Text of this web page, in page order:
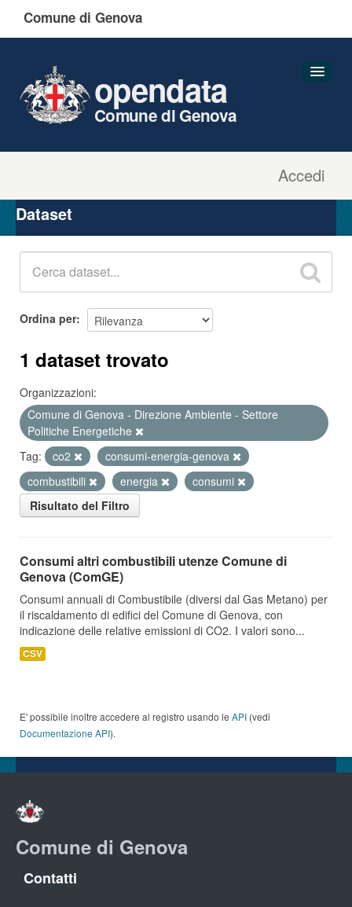
Comune di Genova
Accedi
opendata
Comune di Genova
Organizzazioni
Gruppi
Dataset
Ordina per
1 dataset trovato
Organizzazioni:
Comune di Genova - Direzione Ambiente - Settore
Politiche Energetiche
Tag:
co2
consumi-energia-genova
combustibili
energia
consumi
Risultato del Filtro
Consumi altri combustibili utenze Comune di
Genova (ComGE)
Consumi annuali di Combustibile (diversi dal Gas Metano) per
il riscaldamento di edifici del Comune di Genova, con
indicazione delle relative emissioni di CO2. I valori sono...
CSV
E' possibile inoltre accedere al registro usando le API (vedi
Documentazione API).
Comune di Genova
Contatti